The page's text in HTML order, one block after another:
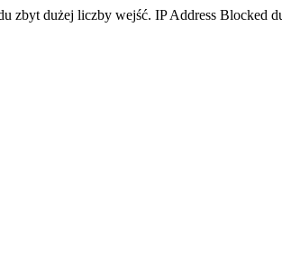
zbyt dużej liczby wejść. IP Address Blocked